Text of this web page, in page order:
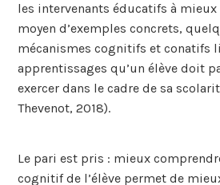
les intervenants éducatifs à mieux
moyen d’exemples concrets,
mécanismes cognitifs et conatifs
apprentissages qu’un élève doit
exercer dans le cadre de sa
Thevenot, 2018).
Le pari est pris : mieux
cognitif de l’élève permet de